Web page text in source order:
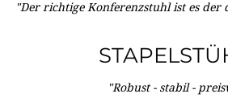
"Der richtige Konferenzstuhl ist es
"Robust - stabil -